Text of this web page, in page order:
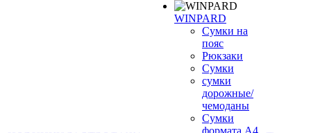
WINPARD
Сумки на
пояс
Рюкзаки
Сумки
сумки
дорожные/
чемоданы
Сумки
формата А4